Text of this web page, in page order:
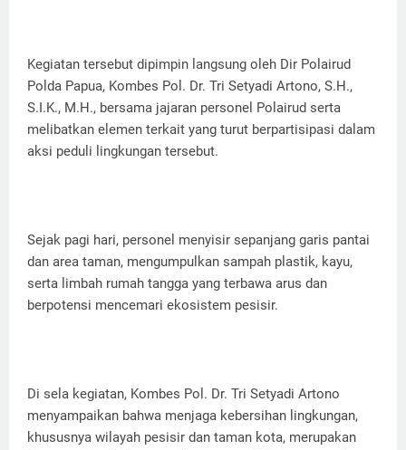
Kegiatan tersebut dipimpin langsung oleh Dir Polairud
Polda Papua, Kombes Pol. Dr. Tri Setyadi Artono, S.H.,
S.I.K., M.H., bersama jajaran personel Polairud serta
melibatkan elemen terkait yang turut berpartisipasi dalam
aksi peduli lingkungan tersebut.
Sejak pagi hari, personel menyisir sepanjang garis pantai
dan area taman, mengumpulkan sampah plastik, kayu,
serta limbah rumah tangga yang terbawa arus dan
berpotensi mencemari ekosistem pesisir.
Di sela kegiatan, Kombes Pol. Dr. Tri Setyadi Artono
menyampaikan bahwa menjaga kebersihan lingkungan,
khususnya wilayah pesisir dan taman kota, merupakan